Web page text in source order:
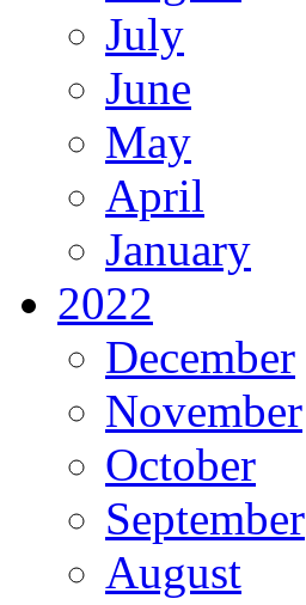
July
June
May
April
January
2022
December
November
October
September
August